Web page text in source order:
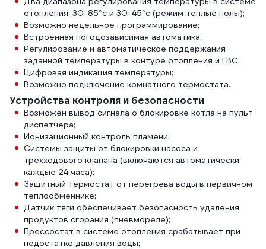
отопления: 30-85°с и 30-45°с (режим теплые полы);
Возможно недельное программирование;
Встроенная погодозависимая автоматика;
Регулирование и автоматическое поддержания
заданной температуры в контуре отопления и ГВС;
Цифровая индикация температуры;
Возможно подключение комнатного термостата.
Устройства контроля и безопасности
Возможен вывод сигнала о блокировке котла на пульт
диспетчера;
Ионизационный контроль пламени;
Системы защиты от блокировки насоса и
трехходового клапана (включаются автоматически
каждые 24 часа);
Защитный термостат от перегрева воды в первичном
теплообменнике;
Датчик тяги обеспечивает безопасность удаления
продуктов сгорания (пневмореле);
Прессостат в системе отопления срабатывает при
недостатке давления воды;